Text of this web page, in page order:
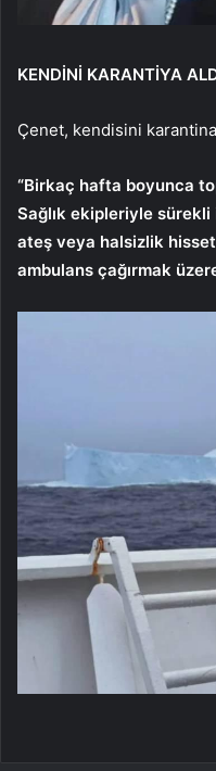
KENDİNİ KARANTİYA
Çenet, kendisini
“Birkaç hafta boyunca
Sağlık ekipleriyle
ateş veya halsizlik
ambulans çağırmak